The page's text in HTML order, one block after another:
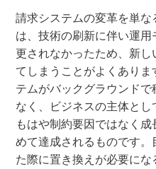
請求システムの変革を単
は、技術の刷新に伴い運
更されなかったため、新
てしまうことがよくあり
テムがバックグラウンド
なく、ビジネスの主体とし
もはや制約要因ではなく
めて達成されるものです
た際に置き換えが必要に